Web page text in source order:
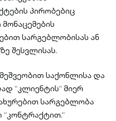
პირობებიც
სარგებლობისას ან
შესვლისას.
საქონლისა და
“კლიენტის“ მიერ
სარგებლობა